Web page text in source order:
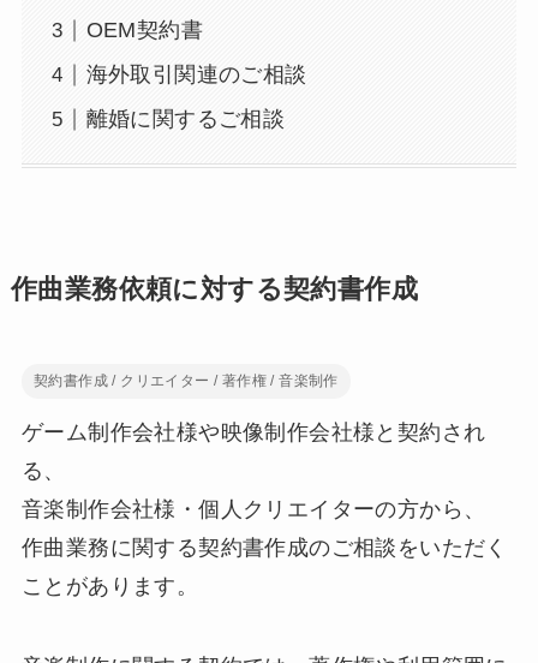
OEM契約書
海外取引関連のご相談
離婚に関するご相談
作曲業務依頼に対する契約書作成
契約書作成 / クリエイター / 著作権 / 音楽制作
ゲーム制作会社様や映像制作会社様と契約され
る、
音楽制作会社様・個人クリエイターの方から、
作曲業務に関する契約書作成のご相談をいただく
ことがあります。